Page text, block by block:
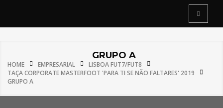
GRUPO A
HOME EMPRESARIAL
LISBOA FUT7/FUT8
TAÇA CORPORATE MASTERFOOT 'PARA TI SE NÃO FALTARES' 2019
GRUPO A